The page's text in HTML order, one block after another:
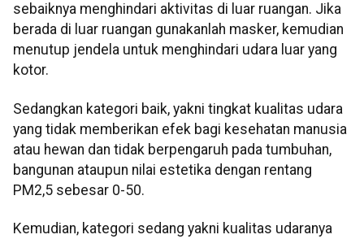
sebaiknya menghindari aktivitas di luar ruangan. Jika
berada di luar ruangan gunakanlah masker, kemudian
menutup jendela untuk menghindari udara luar yang
kotor.
Sedangkan kategori baik, yakni tingkat kualitas udara
yang tidak memberikan efek bagi kesehatan manusia
atau hewan dan tidak berpengaruh pada tumbuhan,
bangunan ataupun nilai estetika dengan rentang
PM2,5 sebesar 0-50.
Kemudian, kategori sedang yakni kualitas udaranya